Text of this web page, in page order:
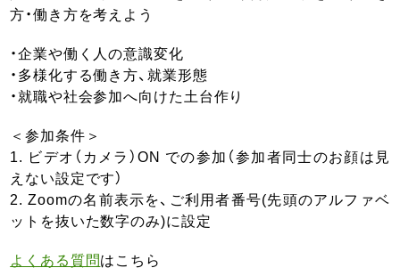
方・働き方を考えよう
・企業や働く人の意識変化
・多様化する働き方、就業形態
・就職や社会参加へ向けた土台作り
＜参加条件＞
1. ビデオ（カメラ）ON での参加（参加者同士のお顔は見
えない設定です）
2. Zoomの名前表示を、ご利用者番号(先頭のアルファベ
ットを抜いた数字のみ)に設定
よくある質問はこちら